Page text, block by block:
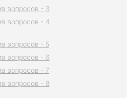
вопросов - 3
вопросов - 4
вопросов - 5
вопросов - 6
вопросов - 7
вопросов - 8